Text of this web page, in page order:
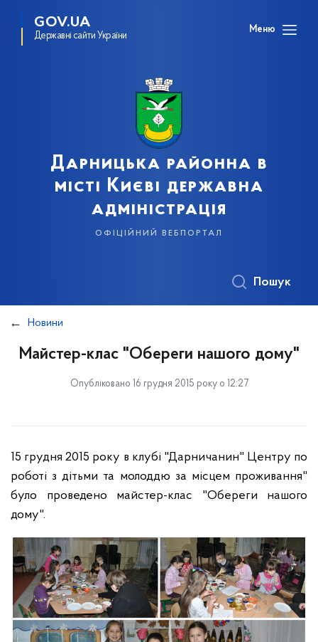
GOV.UA
Державні сайти України
Меню
Дарницька районна в
місті Києві державна
адміністрація
офіційний вебпортал
Пошук
Новини
Майстер-клас "Обереги нашого дому"
Опубліковано 16 грудня 2015 року о 12:27
15 грудня 2015 року в клубі "Дарничанин" Центру по
роботі з дітьми та молоддю за місцем проживання"
було проведено майстер-клас "Обереги нашого
дому".